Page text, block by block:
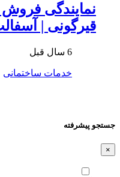
نمایندگی
قیرگونی |
6 سال قبل
خدمات ساختمانی
جستجو پیشرفته
×